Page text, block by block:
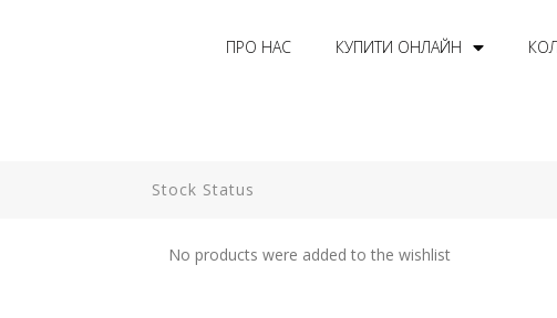
ПРО НАС КУПИТИ ОНЛАЙН
Stock Status
No products were added to the wishlist